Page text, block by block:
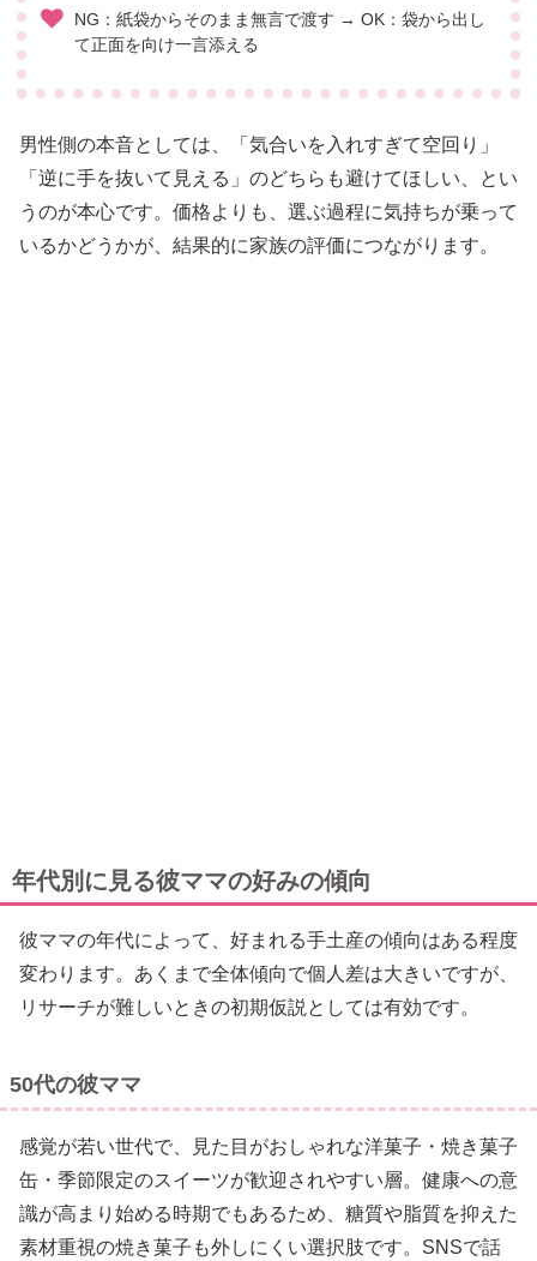
NG：紙袋からそのまま無言で渡す → OK：袋から出し
て正面を向け一言添える
男性側の本音としては、「気合いを入れすぎて空回り」
「逆に手を抜いて見える」のどちらも避けてほしい、とい
うのが本心です。価格よりも、選ぶ過程に気持ちが乗って
いるかどうかが、結果的に家族の評価につながります。
年代別に見る彼ママの好みの傾向
彼ママの年代によって、好まれる手土産の傾向はある程度
変わります。あくまで全体傾向で個人差は大きいですが、
リサーチが難しいときの初期仮説としては有効です。
50代の彼ママ
感覚が若い世代で、見た目がおしゃれな洋菓子・焼き菓子
缶・季節限定のスイーツが歓迎されやすい層。健康への意
識が高まり始める時期でもあるため、糖質や脂質を抑えた
素材重視の焼き菓子も外しにくい選択肢です。SNSで話